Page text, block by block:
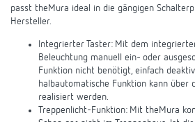
passt theMura ideal in die gängigen
Hersteller.
Integrierter Taster: Mit dem
Beleuchtung manuell ein- oder
Funktion nicht benötigt, einfach
halbautomatische Funktion kann über
realisiert werden.
Treppenlicht-Funktion: Mit theMura